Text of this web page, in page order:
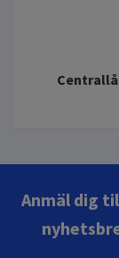
Anmäl dig